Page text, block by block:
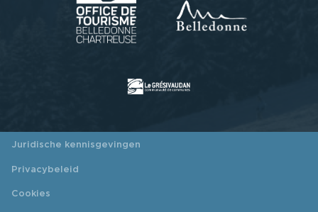
Juridische kennisgevingen
Privacybeleid
Cookies